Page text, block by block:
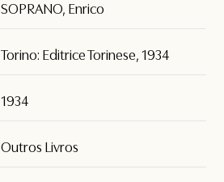
SOPRANO, Enrico
Torino: Editrice Torinese, 1934
1934
Outros Livros